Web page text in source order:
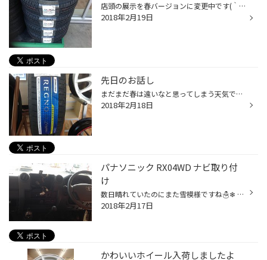
店頭の展示を春バージョンに変更中です(｀・ω・´) グリップ重視・静粛性重視・ミニバン向け・軽自動車専用等々をタイヤ館なら各種取り揃えて おります٩(๑❛ᴗ❛๑)۶ 今回の店頭展示はコスパ重視の新商品セイバーリングもお立ち台デビューしました( ´ ▽ ` )ﾉ まだまだ現在進行形の準備段階ではありますが...
2018年2月19日
先日のお話し
まだまだ春は遠いなと思ってしまう天気ですね。 気温も低く晴れているのに凍えるような寒さ。 体調管理には気をつけたいですね。 そんな中ですが、先日ご案内させて頂いたお話を少し。 先日、「車を新しくするからタイヤを見に来た」とご来店。 素直にスタッドレスタイヤをご案内して、ホイールセッ...
2018年2月18日
パナソニック RX04WD ナビ取り付
け
数日晴れていたのにまた雪模様ですね☃️❄︎ 先日のナビ取り付けの様子をご紹介いたします。 お車はトヨタ 70ランドクルーザー 取り付けした商品 ＊パナソニック RX04WD ＊ドライブレコーダー CADR02D ＊バックカメラ 純正はオーディオレスなのでカバーが付いた状態ですが、はずすと…(°_°) 同時にバッ...
2018年2月17日
かわいいホイール入荷しましたよ